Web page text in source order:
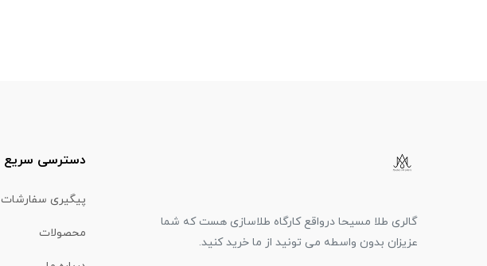
گالری طلا مسیحا درواقع کارگاه طلاسازی هست که شما
عزیزان بدون واسطه می تونید از ما خرید کنید.
دسترسی سریع
پیگیری سفارشات
محصولات